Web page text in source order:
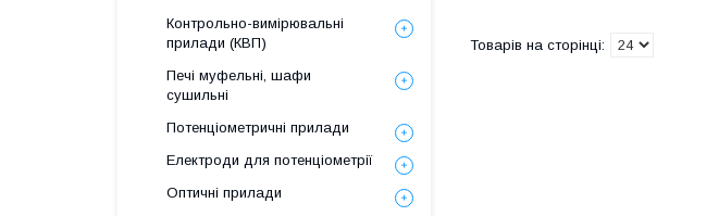
Контрольно-вимірювальні
прилади (КВП)
Печі муфельні, шафи
сушильні
Потенціометричні прилади
Електроди для потенціометрії
Оптичні прилади